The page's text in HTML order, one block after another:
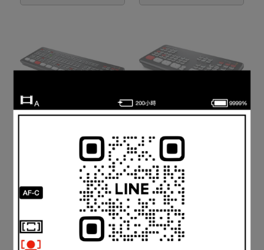
Blackmagic 黑魔法 ATEM
MINI Extreme 導播機
NT$35,450
已售完
Blackmagic 黑魔法 ATEM
MINI PRO ISO 導播機
NT$28,300
已售完